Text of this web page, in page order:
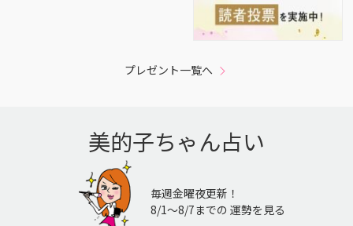
プレゼント一覧へ
美的子ちゃん占い
毎週金曜夜更新！
8/1〜8/7までの 運勢を見る